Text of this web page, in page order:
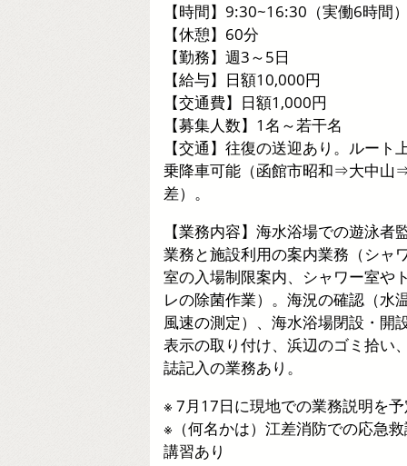
【時間】9:30~16:30（実働6時間
【休憩】60分
【勤務】週3～5日
【給与】日額10,000円
【交通費】日額1,000円
【募集人数】1名～若干名
【交通】往復の送迎あり。ルート
乗降車可能（函館市昭和⇒大中山
差）。
【業務内容】海水浴場での遊泳者
業務と施設利用の案内業務（シャ
室の入場制限案内、シャワー室や
レの除菌作業）。海況の確認（水
風速の測定）、海水浴場閉設・開
表示の取り付け、浜辺のゴミ拾い
誌記入の業務あり。
※ 7月17日に現地での業務説明を
※（何名かは）江差消防での応急
講習あり